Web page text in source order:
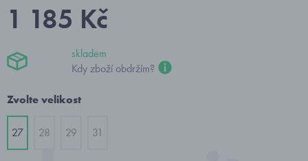
1 185 Kč
skladem
Kdy zboží obdržím?
Zvolte velikost
27 28 29 31